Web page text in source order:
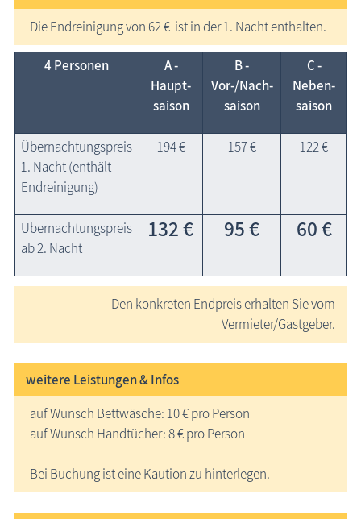
Die Endreinigung von 62 € ist in der 1. Nacht enthalten.
4 Personen
A -
Haupt­
saison
B -
Vor-/Nach­
saison
C -
Neben­
saison
Übernachtungspreis
1. Nacht (enthält
Endreinigung)
194 € 157 € 122 €
Übernachtungspreis
ab 2. Nacht
132 € 95 € 60 €
Den konkreten Endpreis erhalten Sie vom
Vermieter/Gastgeber.
weitere Leistungen & Infos
auf Wunsch Bettwäsche: 10 € pro Person
auf Wunsch Handtücher: 8 € pro Person
Bei Buchung ist eine Kaution zu hinterlegen.